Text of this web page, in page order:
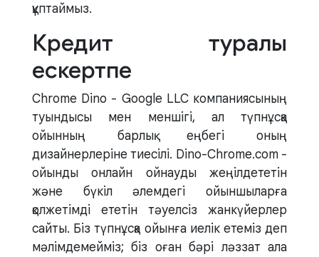
құптаймыз.
Кредит туралы
ескертпе
Chrome Dino - Google LLC компаниясының
туындысы мен меншігі, ал түпнұсқа
ойынның барлық еңбегі оның
дизайнерлеріне тиесілі. Dino-Chrome.com -
ойынды онлайн ойнауды жеңілдететін
және бүкіл әлемдегі ойыншыларға
қолжетімді ететін тәуелсіз жанкүйерлер
сайты. Біз түпнұсқа ойынға иелік етеміз деп
мәлімдемейміз; біз оған бәрі ләззат ала